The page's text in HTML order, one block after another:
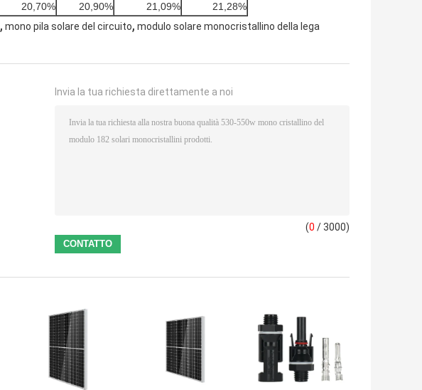
20,70% 20,90% 21,09% 21,28%
, mono pila solare del circuito, modulo solare monocristallino della lega
Invia la tua richiesta direttamente a noi
(0 / 3000)